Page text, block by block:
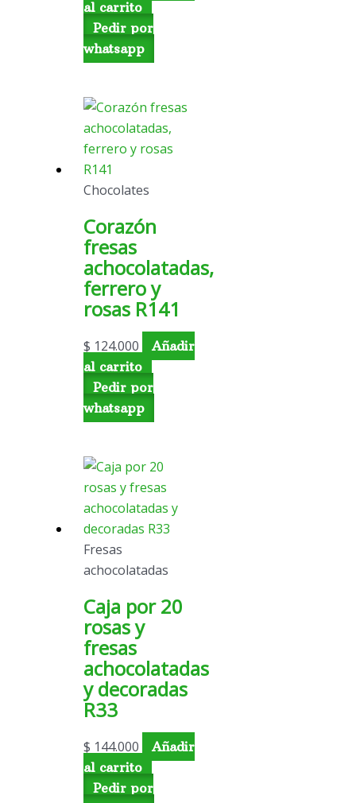
al carrito
Pedir por
whatsapp
Chocolates
Corazón
fresas
achocolatadas,
ferrero y
rosas R141
$ 124.000
Añadir
al carrito
Pedir por
whatsapp
Fresas
achocolatadas
Caja por 20
rosas y
fresas
achocolatadas
y decoradas
R33
$ 144.000
Añadir
al carrito
Pedir por